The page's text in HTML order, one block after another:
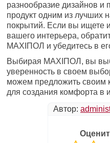
разнообразие дизайнов и
продукт одним из лучших
покрытий. Если вы ищете
вашего интерьера,
MAXIПОЛ и убедитесь в
Выбирая MAXIПОЛ, вы
уверенность в своем
можем предложить своим
для создания комфорта в
Автор: